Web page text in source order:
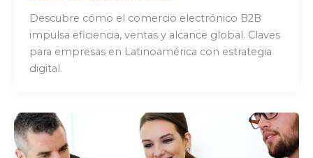
Descubre cómo el comercio electrónico B2B
impulsa eficiencia, ventas y alcance global. Claves
para empresas en Latinoamérica con estrategia
digital.